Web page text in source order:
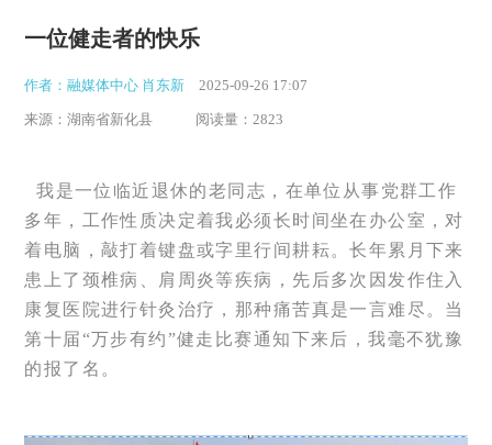
一位健走者的快乐
作者：融媒体中心 肖东新 2025-09-26 17:07
来源：湖南省新化县 阅读量：2823
我是一位临近退休的老同志，在单位从事党群工作
多年，工作性质决定着我必须长时间坐在办公室，对
着电脑，敲打着键盘或字里行间耕耘。长年累月下来
患上了颈椎病、肩周炎等疾病，先后多次因发作住入
康复医院进行针灸治疗，那种痛苦真是一言难尽。当
第十届“万步有约”健走比赛通知下来后，我毫不犹豫
的报了名。